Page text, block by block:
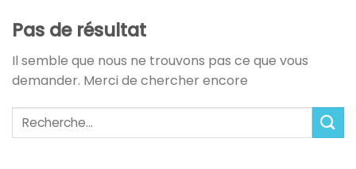
Pas de résultat
Il semble que nous ne trouvons pas ce que vous
demander. Merci de chercher encore